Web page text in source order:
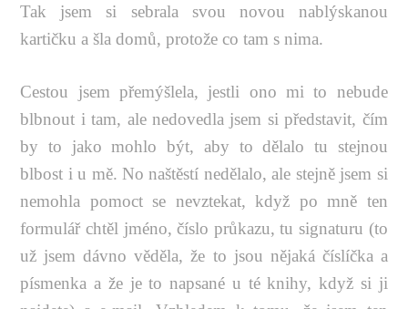
Tak jsem si sebrala svou novou nablýskanou
kartičku a šla domů, protože co tam s nima.
Cestou jsem přemýšlela, jestli ono mi to nebude
blbnout i tam, ale nedovedla jsem si představit, čím
by to jako mohlo být, aby to dělalo tu stejnou
blbost i u mě. No naštěstí nedělalo, ale stejně jsem si
nemohla pomoct se nevztekat, když po mně ten
formulář chtěl jméno, číslo průkazu, tu signaturu (to
už jsem dávno věděla, že to jsou nějaká číslíčka a
písmenka a že je to napsané u té knihy, když si ji